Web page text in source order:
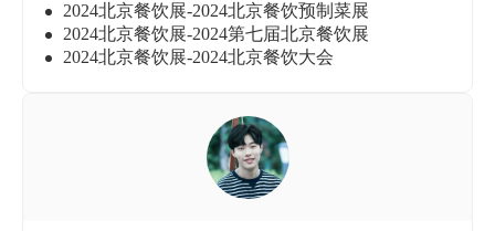
2024北京餐饮展-2024北京餐饮预制菜展
2024北京餐饮展-2024第七届北京餐饮展
2024北京餐饮展-2024北京餐饮大会